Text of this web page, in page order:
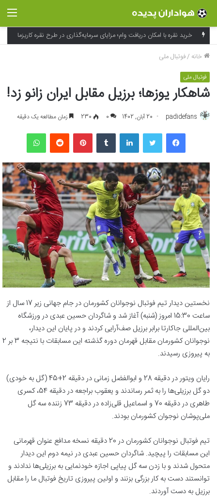
خانه /فوتبال ملی
فوتبال ملی
شاهکار یوزها؛ برزیل مقابل ایران زانو زد!
padidefans 20 آبان, 1402 0
230 زمان مطالعه یک دقیقه
فیسبوک لینکداین پینتریست
نخستین دیدار تیم‌ فوتبال نوجوانان کشورمان در جام جهانی زیر 17 سال از
ساعت 15:30 امروز (شنبه) آغاز شد و شاگردان حسین عبدی در ورزشگاه
بین‌المللی جاکارتا برابر برزیل صف‌آرایی کردند و در پایان این دیدار،
نوجوانان کشورمان مقابل قهرمان دوره گذشته این مسابقات با نتیجه 3 بر 2
به پیروزی رسیدند.
رایان ویتور در دقیقه 28 و ابوالفضل زمانی در دقیقه 2+45 (گل به خودی)
دو گل برزیلی‌ها را به ثمر رساندند و یعقوب براجعه در دقیقه 54، کسری
طاهری در دقیقه 70 و اسماعیل قلی‌زاده در دقیقه 73 زننده سه گل
ملی‌پوشان نوجوان کشورمان بودند.
تیم فوتبال نوجوانان کشورمان در 20 دقیقه نسخه مدافع عنوان قهرمانی
این مسابقات را پیچید. شاگردان حسین عبدی در نیمه دوم این دیدار
متحول شدند و با زدن سه گل پیاپی اجازه خودنمایی به برزیلی‌ها ندادند و
توانستند دست به کار بزرگی بزنند و اولین پیروزی تاریخ فوتبال ما را مقابل
برزیل به دست آوردند.